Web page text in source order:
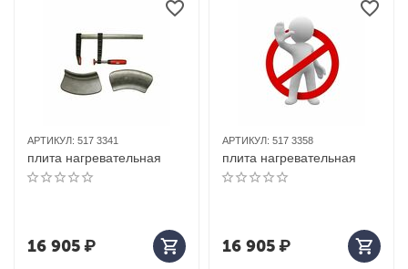
АРТИКУЛ: 517 3341
плита нагревательная
16 905₽
АРТИКУЛ: 517 3358
плита нагревательная
16 905₽